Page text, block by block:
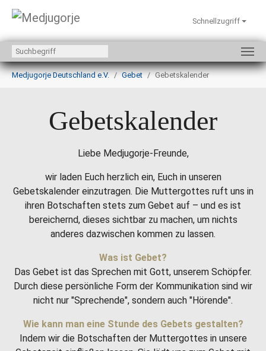
Zum Hauptinhalt springen
Schnellzugriff
Sie sind hier:
Medjugorje Deutschland e.V.
Gebet Gebetskalender
Gebetskalender
Liebe Medjugorje-Freunde,
wir laden Euch herzlich ein, Euch in unseren
Gebetskalender einzutragen. Die Muttergottes ruft uns in
ihren Botschaften stets zum Gebet auf – und es ist
bereichernd, dieses sichtbar zu machen, um nichts
anderes dazwischen kommen zu lassen.
Was ist Gebet?
Das Gebet ist das Sprechen mit Gott, unserem Schöpfer.
Durch diese persönliche Form der Kommunikation sind wir
nicht nur "Sprechende", sondern auch "Hörende".
Wie kann man eine Stunde des Gebets gestalten?
Indem wir die Botschaften der Muttergottes in unsere